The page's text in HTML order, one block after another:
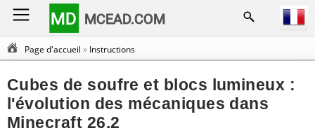
MD MCEAD.COM
Page d'accueil » Instructions
Cubes de soufre et blocs lumineux :
l'évolution des mécaniques dans
Minecraft 26.2